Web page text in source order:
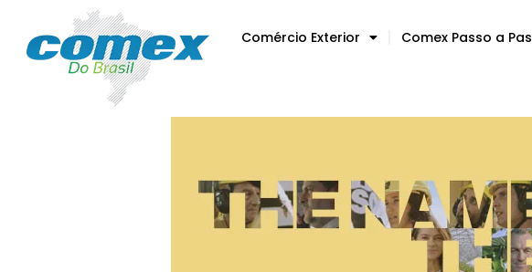
Comércio Exterior Comex Passo a